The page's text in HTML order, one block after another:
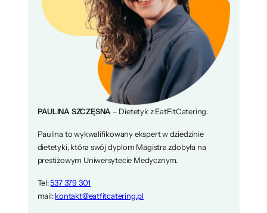
PAULINA SZCZĘSNA – Dietetyk z EatFitCatering.
Paulina to wykwalifikowany ekspert w dziedzinie
dietetyki, która swój dyplom Magistra zdobyła na
prestiżowym Uniwersytecie Medycznym.
Tel:537 379 301
mail:kontakt@eatfitcatering.pl